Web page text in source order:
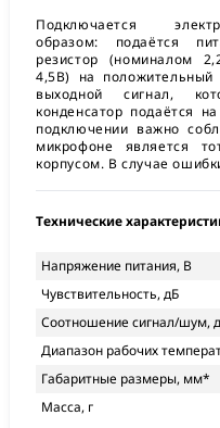
Подключается
образом: подаётся
резистор (номиналом
4,5В) на
выходной сигнал,
конденсатор подаётся
подключении важно
микрофоне является
корпусом. В случае
Технические
Напряжение питания, В
Чувствительность, дБ
Соотношение сигнал/шум,
Диапазон рабочих
Габаритные размеры, мм*
Масса, г